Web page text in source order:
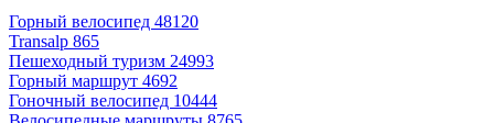
Горный велосипед 48120
Transalp 865
Пешеходный туризм 24993
Горный маршрут 4692
Гоночный велосипед 10444